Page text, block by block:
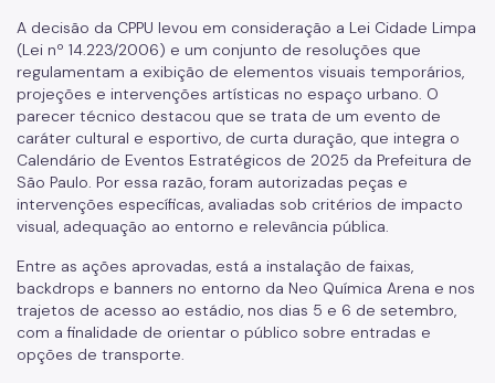
Requalifica Rápido
Controle do uso
Certificado de Acessibilidade
Segurança de uso das Edificações
Estação Rádio-Base
Locais de Reunião e Eventos
Cadastro da Edificação
A decisão da CPPU levou em consideração a Lei Cidade Limpa
(Lei nº 14.223/2006) e um conjunto de resoluções que
regulamentam a exibição de elementos visuais temporários,
projeções e intervenções artísticas no espaço urbano. O
parecer técnico destacou que se trata de um evento de
caráter cultural e esportivo, de curta duração, que integra o
Calendário de Eventos Estratégicos de 2025 da Prefeitura de
São Paulo. Por essa razão, foram autorizadas peças e
intervenções específicas, avaliadas sob critérios de impacto
visual, adequação ao entorno e relevância pública.
Entre as ações aprovadas, está a instalação de faixas,
backdrops e banners no entorno da Neo Química Arena e nos
trajetos de acesso ao estádio, nos dias 5 e 6 de setembro,
com a finalidade de orientar o público sobre entradas e
opções de transporte.